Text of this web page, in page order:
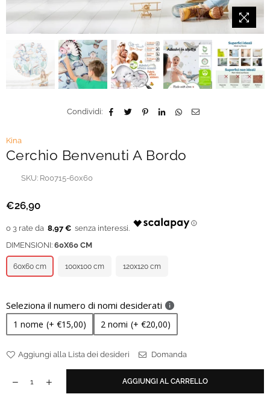
Condividi:
Kina
Cerchio Benvenuti A Bordo
SKU: R00715-60x60
Prezzo
€26,90
8,97 €
DIMENSIONI: 60X60 CM
60x60 cm 100x100 cm 120x120 cm
Seleziona il numero di nomi desiderati
1 nome (+ €15,00) 2 nomi (+ €20,00)
Aggiungi alla Lista dei desideri Domanda
AGGIUNGI AL CARRELLO